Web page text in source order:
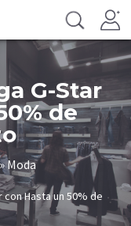
G-Star
de
Moda
Hasta un 50% de